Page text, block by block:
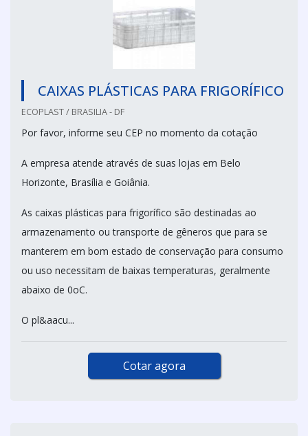
CAIXAS PLÁSTICAS PARA FRIGORÍFICO
ECOPLAST / BRASILIA - DF
Por favor, informe seu CEP no momento da cotação
A empresa atende através de suas lojas em Belo
Horizonte, Brasília e Goiânia.
As caixas plásticas para frigorífico são destinadas ao
armazenamento ou transporte de gêneros que para se
manterem em bom estado de conservação para consumo
ou uso necessitam de baixas temperaturas, geralmente
abaixo de 0oC.
O pl&aacu...
Cotar agora